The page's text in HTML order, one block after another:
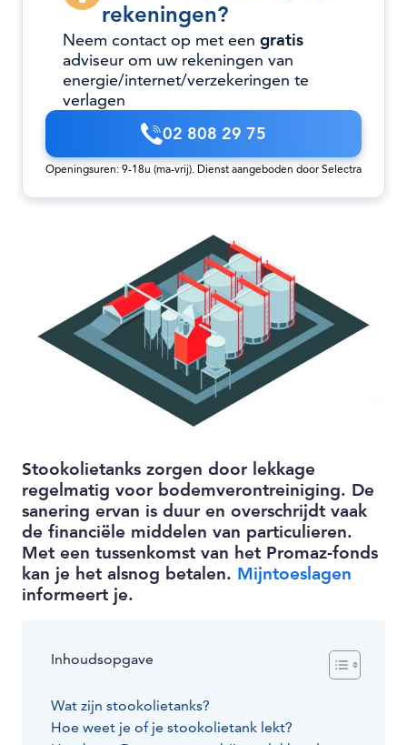
rekeningen?
Neem contact op met een gratis
adviseur om uw rekeningen van
energie/internet/verzekeringen te
verlagen
02 808 29 75
Openingsuren: 9-18u (ma-vrij). Dienst aangeboden door Selectra
Stookolietanks zorgen door lekkage
regelmatig voor bodemverontreiniging. De
sanering ervan is duur en overschrijdt vaak
de financiële middelen van particulieren.
Met een tussenkomst van het Promaz-fonds
kan je het alsnog betalen. Mijntoeslagen
informeert je.
Inhoudsopgave
Wat zijn stookolietanks?
Hoe weet je of je stookolietank lekt?